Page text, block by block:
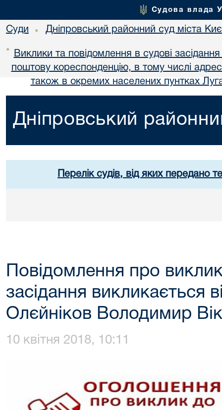
Судова влада
Суди • Дніпровський районний суд міста
•
Виклики та повідомлення в судові
поштову кореспонденцію, в тому числі
також в окремих населених пунтках
Дніпровський
Перелік судів, від яких передано
Повідомлення про
засідання викликається
Олєйніков Володимир
10 квітня 2018, 10:11